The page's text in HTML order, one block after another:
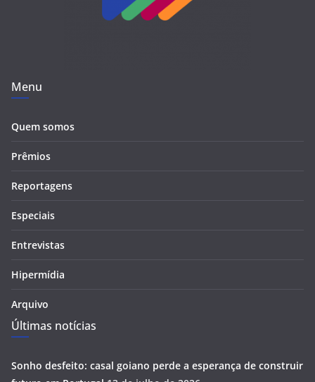
Menu
Quem somos
Prêmios
Reportagens
Especiais
Entrevistas
Hipermídia
Arquivo
Últimas notícias
Sonho desfeito: casal goiano perde a esperança de construir